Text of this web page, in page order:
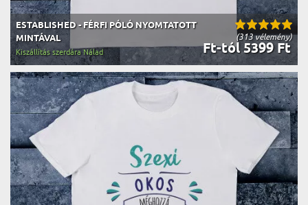
(313 vélemény)
ESTABLISHED - FÉRFI PÓLÓ NYOMTATOTT
MINTÁVAL
Ft-tól 5399 Ft
Kiszállítás szerdára Nálad